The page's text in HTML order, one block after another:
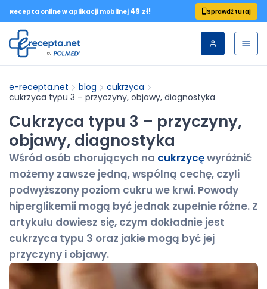
Recepta online w aplikacji mobilnej 49 zł! Sprawdź tutaj
e-recepta.net blog
cukrzyca
cukrzyca typu 3 – przyczyny, objawy, diagnostyka
Cukrzyca typu 3 – przyczyny,
objawy, diagnostyka
Wśród osób chorujących na cukrzycęwyróżnić
możemy zawsze jedną, wspólną cechę, czyli
podwyższony poziom cukru we krwi. Powody
hiperglikemii mogą być jednak zupełnie różne. Z
artykułu dowiesz się, czym dokładnie jest
cukrzyca typu 3 oraz jakie mogą być jej
przyczyny i objawy.